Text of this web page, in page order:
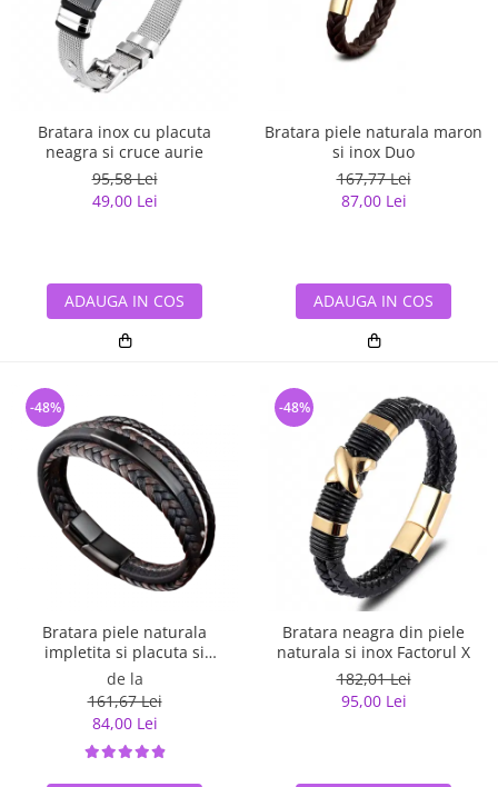
Bratara inox cu placuta
neagra si cruce aurie
95,58 Lei
49,00 Lei
ADAUGA IN COS
Bratara piele naturala maron
si inox Duo
167,77 Lei
87,00 Lei
ADAUGA IN COS
Bratara piele naturala
impletita si placuta si
inchizatoare din inox
de la
161,67 Lei
84,00 Lei
-48%
Bratara neagra din piele
naturala si inox Factorul X
182,01 Lei
95,00 Lei
-48%